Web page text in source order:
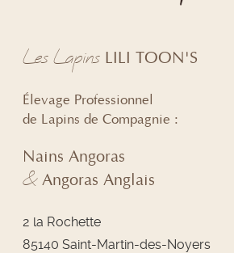
Les Lapins LILI TOON'S
Élevage Professionnel
de Lapins de Compagnie :
Nains Angoras
&Angoras Anglais
2 la Rochette
85140 Saint-Martin-des-Noyers